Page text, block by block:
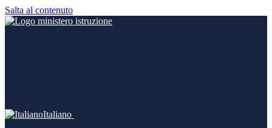
Salta al contenuto
Italiano